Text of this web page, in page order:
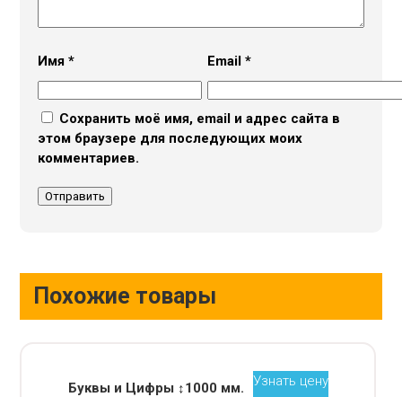
Имя* Email*
Сохранить моё имя, email и адрес сайта в
этом браузере для последующих моих
комментариев.
Похожие товары
Буквы и Цифры ↕1000 мм. Узнать цену